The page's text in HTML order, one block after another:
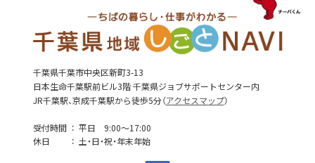
千葉県千葉市中央区新町3-13
日本生命千葉駅前ビル3階 千葉県ジョブサポートセンター内
JR千葉駅、京成千葉駅から徒歩5分（アクセスマップ）
受付時間
平日 9:00～17:00
休日
土・日・祝・年末年始